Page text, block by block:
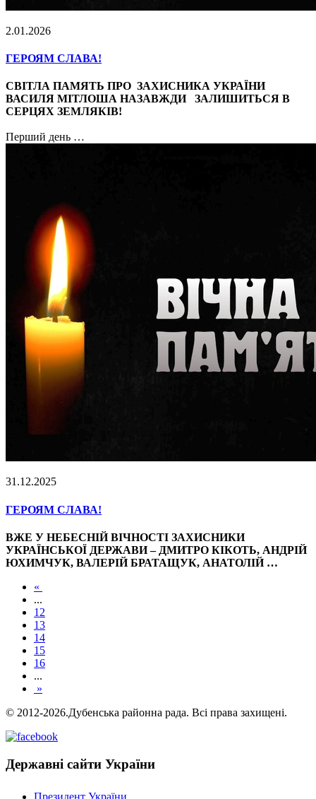
2.01.2026
ГЕРОЯМ СЛАВА!
СВІТЛА ПАМЯТЬ ПРО ЗАХИСНИКА УКРАЇНИ
ВАСИЛЯ МІТЛОША НАЗАВЖДИ ЗАЛИШИТЬСЯ В
СЕРЦЯХ ЗЕМЛЯКІВ!
Перший день …
31.12.2025
ГЕРОЯМ СЛАВА!
ВЖЕ У НЕБЕСНІЙ ВІЧНОСТІ ЗАХИСНИКИ
УКРАЇНСЬКОЇ ДЕРЖАВИ – ДМИТРО КІКОТЬ, АНДРІЙ
ЮХИМЧУК, ВАЛЕРІЙ БРАТАЩУК, АНАТОЛІЙ …
«
...
12
13
14
15
16
...
»
© 2012-2026.Дубенська районна рада. Всі права захищені.
Державні сайти України